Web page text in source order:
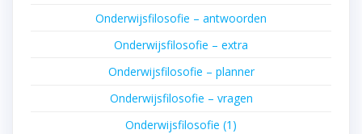
Onderwijsfilosofie – antwoorden
Onderwijsfilosofie – extra
Onderwijsfilosofie – planner
Onderwijsfilosofie – vragen
Onderwijsfilosofie (1)